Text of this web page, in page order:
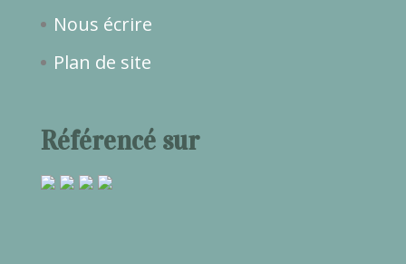
Nous écrire
Plan de site
Référencé sur